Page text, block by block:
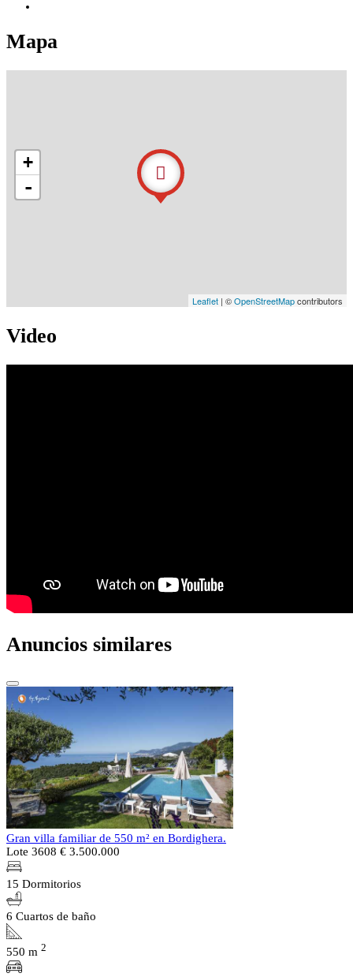
Mapa
+
-
Leaflet | ©OpenStreetMapcontributors
Video
Anuncios similares
Gran villa familiar de 550 m² en Bordighera.
Lote 3608 € 3.500.000
15 Dormitorios
6 Cuartos de baño
550 m 2